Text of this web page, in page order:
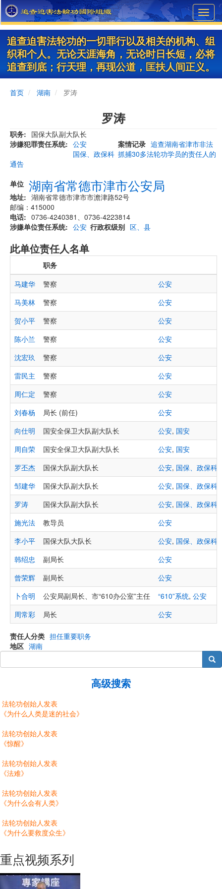
Skip
to
main
content
追查迫害法轮功的一切罪行以及相关的机构、组
织和个人。无论天涯海角，无论时日长短，必将
追查到底；行天理，再现公道，匡扶人间正义。
首页 湖南 罗涛
罗涛
职务
国保大队副大队长
涉嫌犯罪责任系统
公安
国保、政保科
案情记录 追查湖南省津市非法
抓捕30多法轮功学员的责任人的
通告
单位 湖南省常德市津市公安局
地址
湖南省常德市津市市澹津路52号
邮编：415000
电话
0736-4240381、0736-4223814
涉嫌单位责任系统
公安 行政权级别 区、县
此单位责任人名单
职务
马建华
警察
公安
马美林
警察
公安
贺小平
警察
公安
陈小兰
警察
公安
沈宏玖
警察
公安
雷民主
警察
公安
周仁定
警察
公安
刘春杨
局长 (前任)
公安
向仕明
国安全保卫大队副大队长 公安, 国安
周自荣
国安全保卫大队副大队长 公安, 国安
罗丕杰
国保大队副大队长 公安, 国保、政保科
邹建华
国保大队副大队长 公安, 国保、政保科
罗涛
国保大队副大队长 公安, 国保、政保科
施光法
教导员
公安
李小平
国保大队大队长 公安, 国保、政保科
韩绍忠
副局长
公安
曾荣辉
副局长
公安
卜合明
公安局副局长、市“610办公室”主任 “610”系统, 公安
周常彩
局长 公安
责任人分类 担任重要职务
地区 湖南
搜索
高级搜索
法轮功创始人发表
《为什么人类是迷的社会》
法轮功创始人发表
《惊醒》
法轮功创始人发表
《法难》
法轮功创始人发表
《为什么会有人类》
法轮功创始人发表
《为什么要救度众生》
重点视频系列